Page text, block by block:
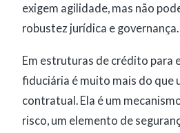
exigem agilidade, mas não
robustez jurídica e governança.
Em estruturas de crédito para
fiduciária é muito mais do que
contratual. Ela é um
risco, um elemento de